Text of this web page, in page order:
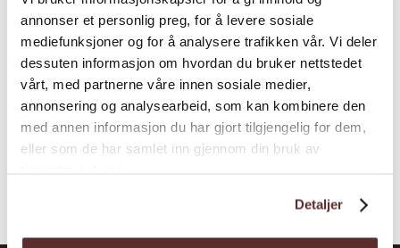
annonser et personlig preg, for å levere sosiale
mediefunksjoner og for å analysere trafikken vår. Vi deler
dessuten informasjon om hvordan du bruker nettstedet
vårt, med partnerne våre innen sosiale medier,
annonsering og analysearbeid, som kan kombinere den
med annen informasjon du har gjort tilgjengelig for dem,
eller som de har samlet inn gjennom din bruk av
Detaljer
Hardanger führt dich durch eine mächtige
Fjord Landschaft. Unterwegs kommst du
dem Fjord, Bergen, Wasserfällen und
Obsthöfen besonders nahe.